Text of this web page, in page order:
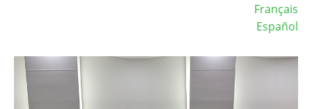
Français
Español
Image